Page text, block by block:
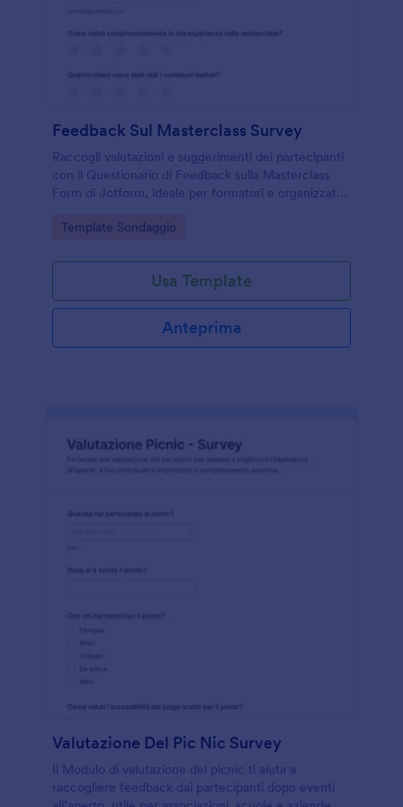
Feedback Sul Masterclass Survey
Raccogli valutazioni e suggerimenti dei partecipanti
con il Questionario di Feedback sulla Masterclass
Form di Jotform, ideale per formatori e organizzatori
dopo ogni edizione.
Go to Category:
Template Sondaggio
Usa Template
Anteprima
Valutazione Del Pic Nic Survey
Il Modulo di valutazione del picnic ti aiuta a
raccogliere feedback dai partecipanti dopo eventi